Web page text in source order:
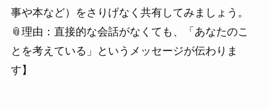
事や本など）をさりげなく共有してみましょう。
📎理由：直接的な会話がなくても、「あなたのこ
とを考えている」というメッセージが伝わりま
す】